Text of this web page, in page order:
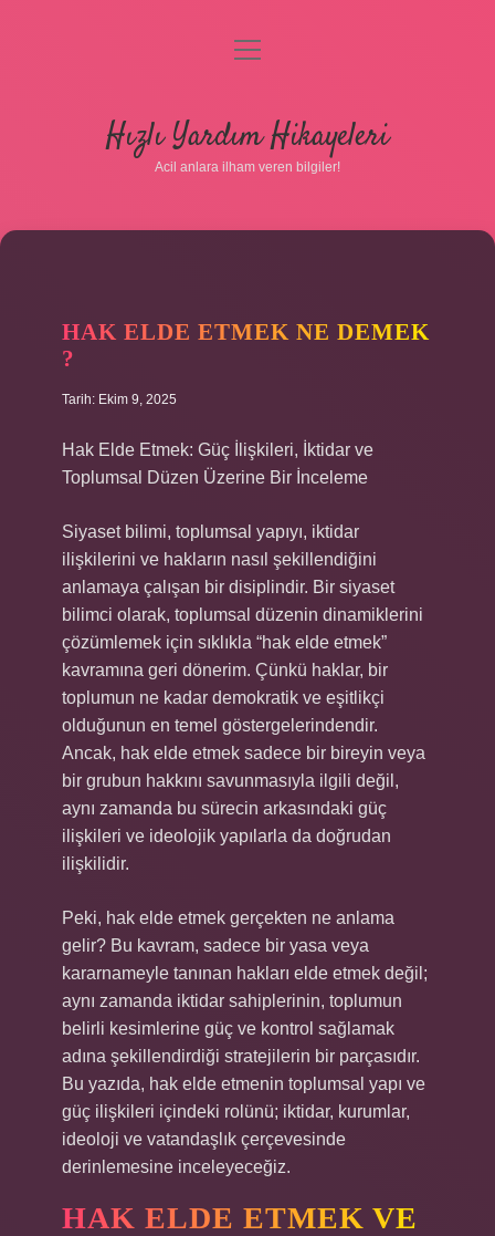
Gizlilik Politikası
Hakkımızda
menüyü
Hızlı Yardım Hikayeleri
Acil anlara ilham veren bilgiler!
HAK ELDE ETMEK NE DEMEK
?
Tarih: Ekim 9, 2025
Hak Elde Etmek: Güç İlişkileri, İktidar ve
Toplumsal Düzen Üzerine Bir İnceleme
Siyaset bilimi, toplumsal yapıyı, iktidar
ilişkilerini ve hakların nasıl şekillendiğini
anlamaya çalışan bir disiplindir. Bir siyaset
bilimci olarak, toplumsal düzenin dinamiklerini
çözümlemek için sıklıkla “hak elde etmek”
kavramına geri dönerim. Çünkü haklar, bir
toplumun ne kadar demokratik ve eşitlikçi
olduğunun en temel göstergelerindendir.
Ancak, hak elde etmek sadece bir bireyin veya
bir grubun hakkını savunmasıyla ilgili değil,
aynı zamanda bu sürecin arkasındaki güç
ilişkileri ve ideolojik yapılarla da doğrudan
ilişkilidir.
Peki, hak elde etmek gerçekten ne anlama
gelir? Bu kavram, sadece bir yasa veya
kararnameyle tanınan hakları elde etmek değil;
aynı zamanda iktidar sahiplerinin, toplumun
belirli kesimlerine güç ve kontrol sağlamak
adına şekillendirdiği stratejilerin bir parçasıdır.
Bu yazıda, hak elde etmenin toplumsal yapı ve
güç ilişkileri içindeki rolünü; iktidar, kurumlar,
ideoloji ve vatandaşlık çerçevesinde
derinlemesine inceleyeceğiz.
HAK ELDE ETMEK VE